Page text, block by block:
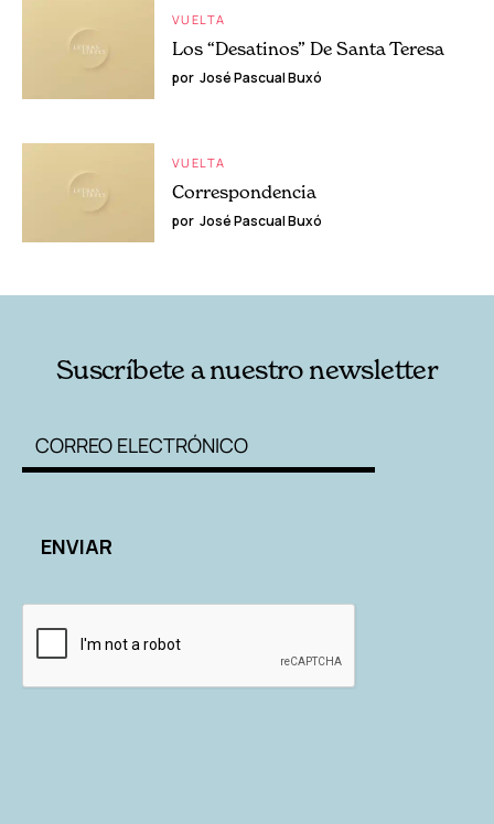
VUELTA
Los “Desatinos” De Santa Teresa
por José Pascual Buxó
VUELTA
Correspondencia
por José Pascual Buxó
Suscríbete a nuestro newsletter